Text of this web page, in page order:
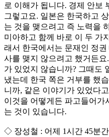
로 이해가 됩니다. 경제 안보
그렇고요. 일본은 한국하고
는 것을 맺으려고 즉 노력을
미아하고 함께 바로 이 두 가
래서 한국에서는 문재인 정
사를 맺지 않으려고 했거든
가 있었지 않습니까? 그때도
냈는데 한국 쪽은 거부를 했
니까, 같은 이야기가 있었다
이것을 어떻게든 파고들어가
는 것이 있습니다.
◇ 장성철 : 어제 1시간 45분